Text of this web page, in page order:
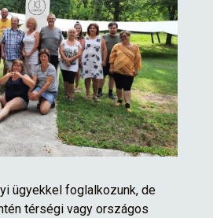
ügyekkel foglalkozunk, de
térségi vagy országos